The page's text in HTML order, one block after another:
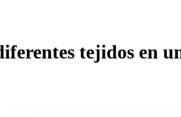
tejidos en